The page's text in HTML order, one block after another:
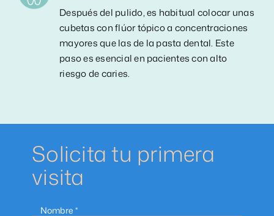
Después del pulido, es habitual colocar unas
cubetas con flúor tópico a concentraciones
mayores que las de la pasta dental. Este
paso es esencial en pacientes con alto
riesgo de caries.
Solicita tu primera
visita